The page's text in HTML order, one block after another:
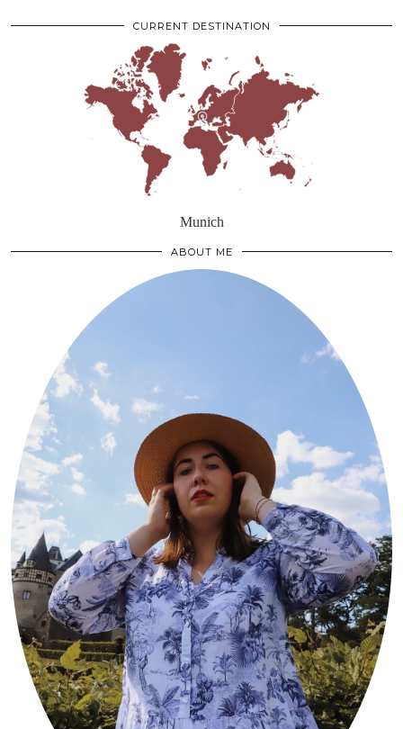
CURRENT DESTINATION
Munich
ABOUT ME